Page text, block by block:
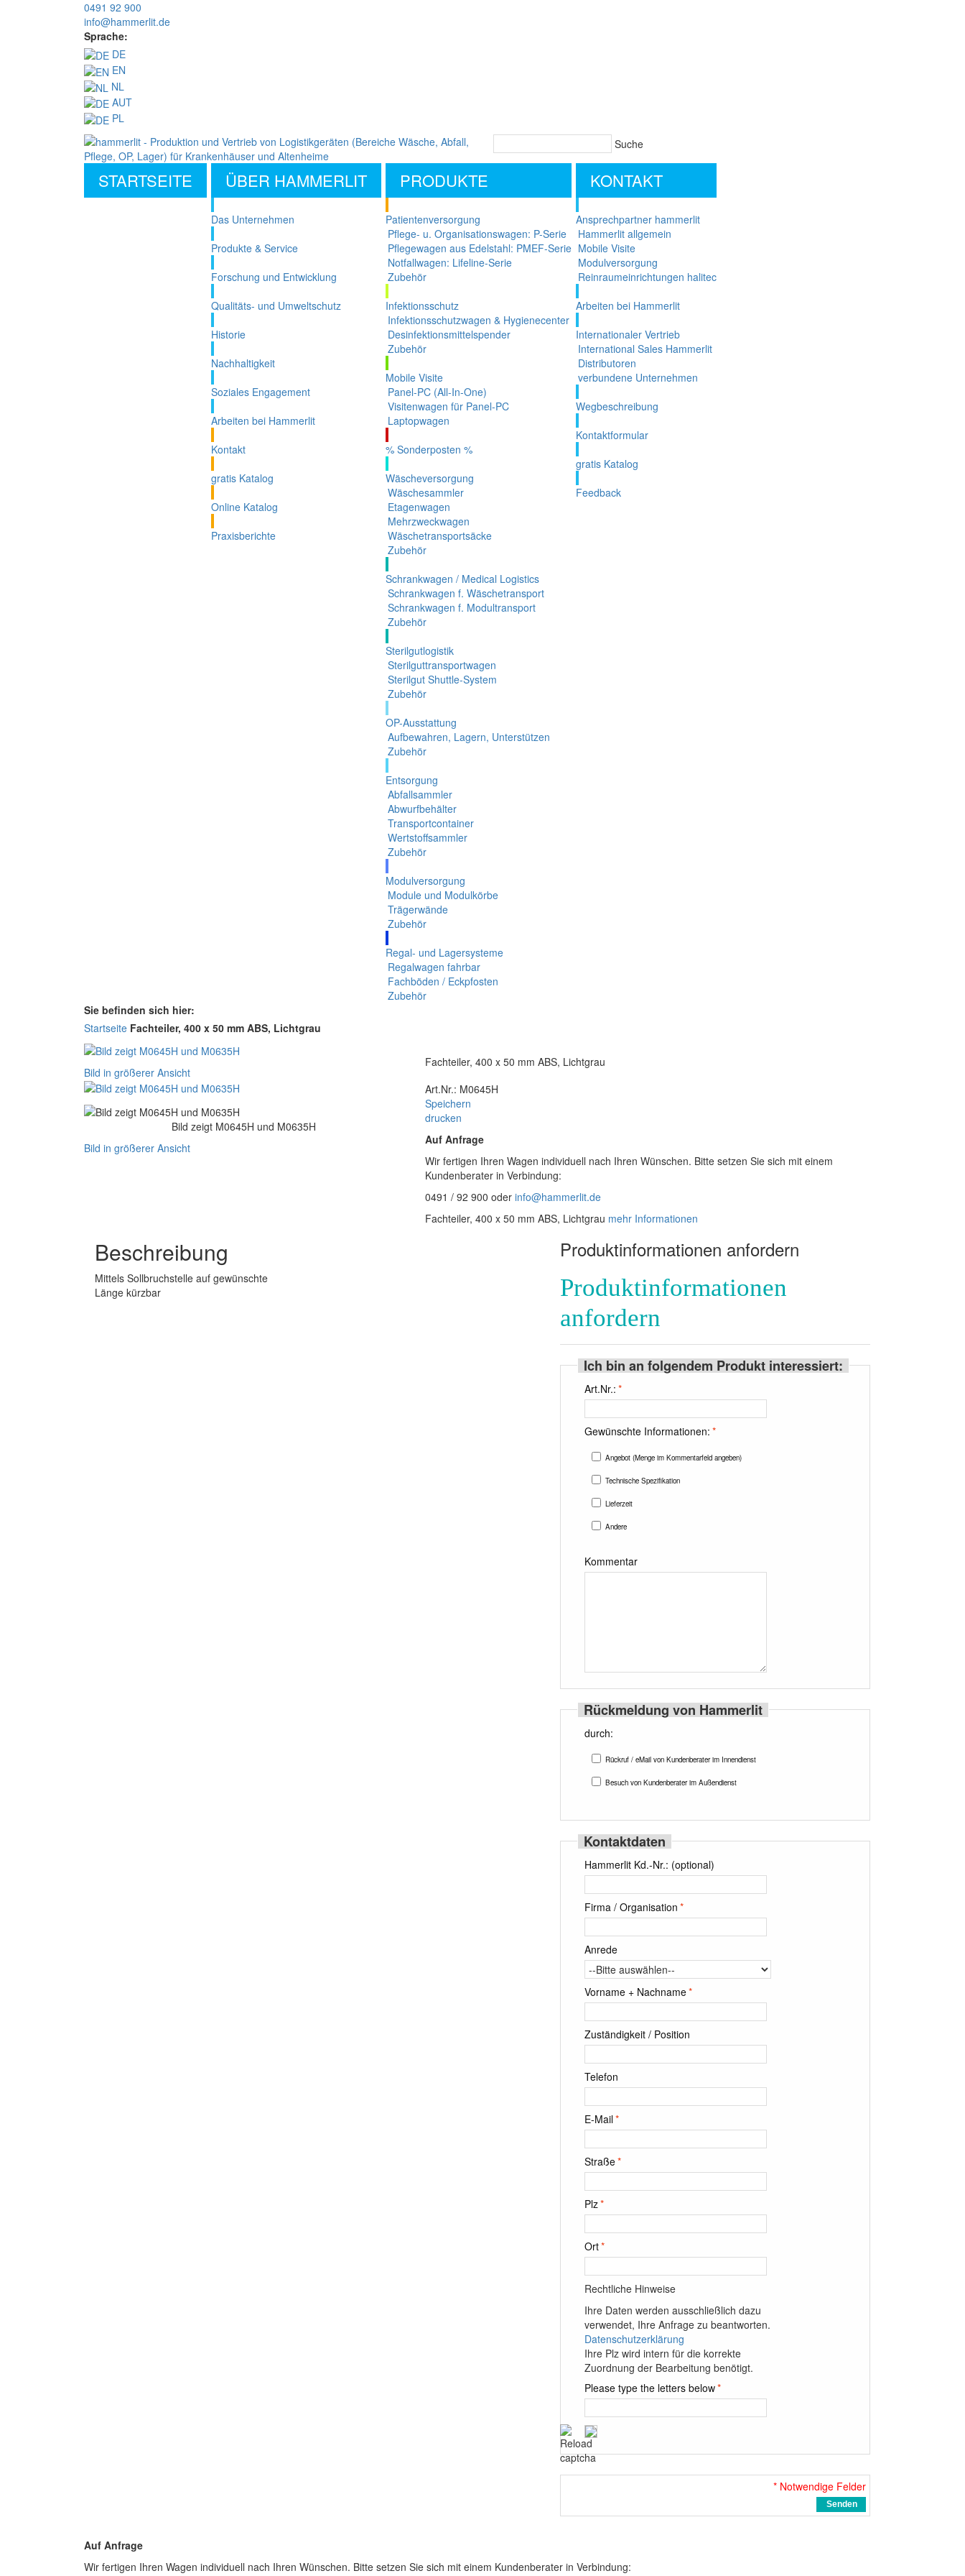
0491 92 900
info@hammerlit.de
Sprache:
DE
EN
NL
AUT
PL
Suche
STARTSEITE ÜBER HAMMERLIT
Das Unternehmen
Produkte & Service
Forschung und Entwicklung
Qualitäts- und Umweltschutz
Historie
Nachhaltigkeit
Soziales Engagement
Arbeiten bei Hammerlit
Kontakt
gratis Katalog
Online Katalog
Praxisberichte
PRODUKTE
Patientenversorgung
Pflege- u. Organisationswagen: P-Serie
Pflegewagen aus Edelstahl: PMEF-Serie
Notfallwagen: Lifeline-Serie
Zubehör
Infektionsschutz
Infektionsschutzwagen & Hygienecenter
Desinfektionsmittelspender
Zubehör
Mobile Visite
Panel-PC (All-In-One)
Visitenwagen für Panel-PC
Laptopwagen
% Sonderposten %
Wäscheversorgung
Wäschesammler
Etagenwagen
Mehrzweckwagen
Wäschetransportsäcke
Zubehör
Schrankwagen / Medical Logistics
Schrankwagen f. Wäschetransport
Schrankwagen f. Modultransport
Zubehör
Sterilgutlogistik
Sterilguttransportwagen
Sterilgut Shuttle-System
Zubehör
OP-Ausstattung
Aufbewahren, Lagern, Unterstützen
Zubehör
Entsorgung
Abfallsammler
Abwurfbehälter
Transportcontainer
Wertstoffsammler
Zubehör
Modulversorgung
Module und Modulkörbe
Trägerwände
Zubehör
Regal- und Lagersysteme
Regalwagen fahrbar
Fachböden / Eckpfosten
Zubehör
KONTAKT
Ansprechpartner hammerlit
Hammerlit allgemein
Mobile Visite
Modulversorgung
Reinraumeinrichtungen halitec
Arbeiten bei Hammerlit
Internationaler Vertrieb
International Sales Hammerlit
Distributoren
verbundene Unternehmen
Wegbeschreibung
Kontaktformular
gratis Katalog
Feedback
Sie befinden sich hier:
Startseite Fachteiler, 400 x 50 mm ABS, Lichtgrau
Fachteiler, 400 x 50 mm ABS, Lichtgrau
Art.Nr.: M0645H
Speichern
drucken
Auf Anfrage
Wir fertigen Ihren Wagen individuell nach Ihren Wünschen. Bitte setzen Sie sich mit einem
Kundenberater in Verbindung:
0491 / 92 900 oder info@hammerlit.de
Fachteiler, 400 x 50 mm ABS, Lichtgrau mehr Informationen
Bild in größerer Ansicht
Bild zeigt M0645H und M0635H
Bild in größerer Ansicht
Beschreibung
Mittels Sollbruchstelle auf gewünschte
Länge kürzbar
Produktinformationen anfordern
Produktinformationen
anfordern
Ich bin an folgendem Produkt interessiert:
*
Art.Nr.:
*
Gewünschte Informationen:
Angebot (Menge im Kommentarfeld angeben)
Technische Spezifikation
Lieferzeit
Andere
Kommentar
Rückmeldung von Hammerlit
durch:
Rückruf / eMail von Kundenberater im Innendienst
Besuch von Kundenberater im Außendienst
Kontaktdaten
Hammerlit Kd.-Nr.: (optional)
*
Firma / Organisation
Anrede
*
Vorname + Nachname
Zuständigkeit / Position
Telefon
*
E-Mail
*
Straße
*
Plz
*
Ort
Rechtliche Hinweise
Ihre Daten werden ausschließlich dazu
verwendet, Ihre Anfrage zu beantworten.
Datenschutzerklärung
Ihre Plz wird intern für die korrekte
Zuordnung der Bearbeitung benötigt.
*
Please type the letters below
* Notwendige Felder
Senden
Auf Anfrage
Wir fertigen Ihren Wagen individuell nach Ihren Wünschen. Bitte setzen Sie sich mit einem Kundenberater in Verbindung: